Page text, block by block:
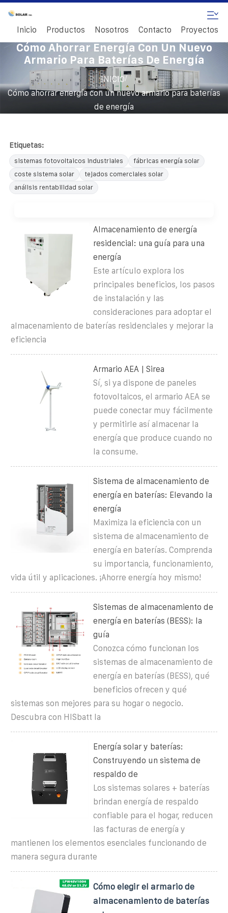
Inicio Productos Nosotros Contacto Proyectos
Cómo Ahorrar Energía Con Un Nuevo
Armario Para Baterías De Energía
INICIO/
Cómo ahorrar energía con un nuevo armario para baterías
de energía
Etiquetas:
sistemas fotovoltaicos industriales
fábricas energía solar
coste sistema solar
tejados comerciales solar
análisis rentabilidad solar
Almacenamiento de energía
residencial: una guía para una
energía
Este artículo explora los
principales beneficios, los pasos
de instalación y las
consideraciones para adoptar el
almacenamiento de baterías residenciales y mejorar la
eficiencia
Armario AEA | Sirea
Sí, si ya dispone de paneles
fotovoltaicos, el armario AEA se
puede conectar muy fácilmente
y permitirle así almacenar la
energía que produce cuando no
la consume.
Sistema de almacenamiento de
energía en baterías: Elevando la
energía
Maximiza la eficiencia con un
sistema de almacenamiento de
energía en baterías. Comprenda
su importancia, funcionamiento,
vida útil y aplicaciones. ¡Ahorre energía hoy mismo!
Sistemas de almacenamiento de
energía en baterías (BESS): la
guía
Conozca cómo funcionan los
sistemas de almacenamiento de
energía en baterías (BESS), qué
beneficios ofrecen y qué
sistemas son mejores para su hogar o negocio.
Descubra con HISbatt la
Energía solar y baterías:
Construyendo un sistema de
respaldo de
Los sistemas solares + baterías
brindan energía de respaldo
confiable para el hogar, reducen
las facturas de energía y
mantienen los elementos esenciales funcionando de
manera segura durante
Cómo elegir el armario de
almacenamiento de baterías